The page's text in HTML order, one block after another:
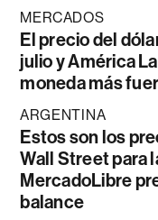
MERCADOS
El precio del
julio y América
moneda más
ARGENTINA
Estos son los
Wall Street para
MercadoLibre
balance